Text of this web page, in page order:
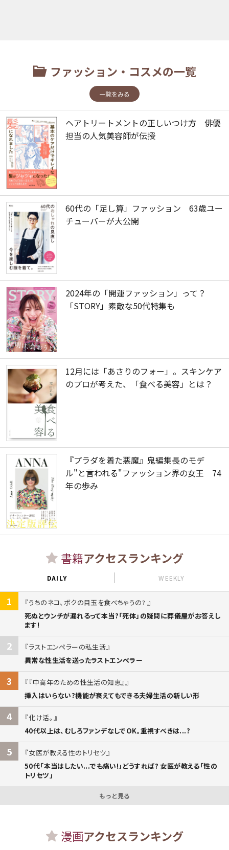
ファッション・コスメの一覧
一覧をみる
ヘアトリートメントの正しいつけ方 俳優
担当の人気美容師が伝授
60代の「足し算」ファッション 63歳ユー
チューバーが大公開
2024年の「開運ファッション」って？
「STORY」素敵な50代特集も
12月には「あさりのフォー」。スキンケア
のプロが考えた、「食べる美容」とは？
『プラダを着た悪魔』鬼編集長のモデ
ル"と言われる"ファッション界の女王 74
年の歩み
書籍アクセスランキング
DAILY WEEKLY
1
うちのネコ、ボクの目玉を食べちゃうの?
死ぬとウンチが漏れるって本当?「死体」の疑問に葬儀屋がお答えし
ます!
2
ラストエンペラーの私生活
異常な性生活を送ったラストエンペラー
3
『中高年のための性生活の知恵』
挿入はいらない?機能が衰えてもできる夫婦生活の新しい形
4
化け活。
40代以上は、むしろファンデなしでOK。重視すべきは...?
5
女医が教える性のトリセツ
50代「本当はしたい...でも痛い!」どうすれば? 女医が教える「性の
トリセツ」
もっと見る
漫画アクセスランキング